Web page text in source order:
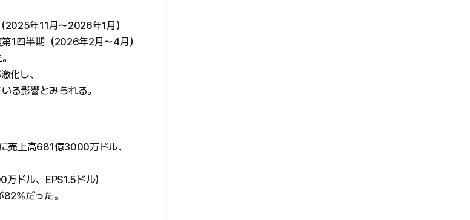
年11月〜2026年1月）
1四半期（2026年2月〜4月）
化し、
る影響とみられる。
売上高681億3000万ドル、
ドル、EPS1.5ドル）
だった。